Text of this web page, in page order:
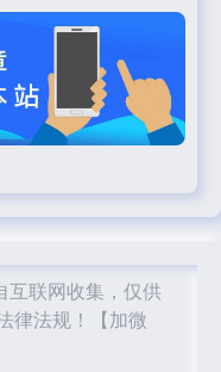
互联网收集，仅供
律法规！【加微